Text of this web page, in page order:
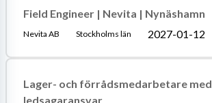
Field Engineer | Nevita | Nynäshamn
Nevita AB Stockholms län 2027-01-12
Lager- och förrådsmedarbetare med
ledsagaransvar